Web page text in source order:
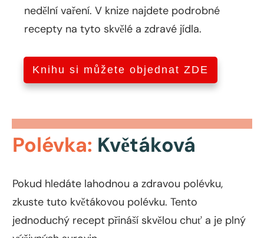
nedělní vaření. V knize najdete podrobné
recepty na tyto skvělé a zdravé jídla.
Knihu si můžete objednat ZDE
Polévka: Květáková
Pokud hledáte lahodnou a zdravou polévku,
zkuste tuto květákovou polévku. Tento
jednoduchý recept přináší skvělou chuť a je plný